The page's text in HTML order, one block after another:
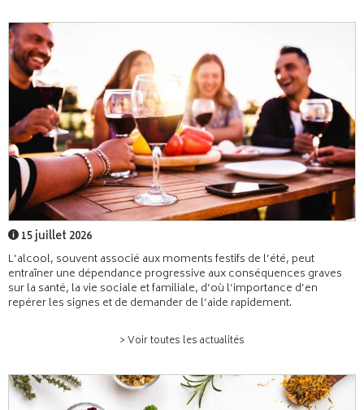
15 juillet 2026
L’alcool, souvent associé aux moments festifs de l’été, peut
entraîner une dépendance progressive aux conséquences graves
sur la santé, la vie sociale et familiale, d’où l’importance d’en
repérer les signes et de demander de l’aide rapidement.
> Voir toutes les actualités